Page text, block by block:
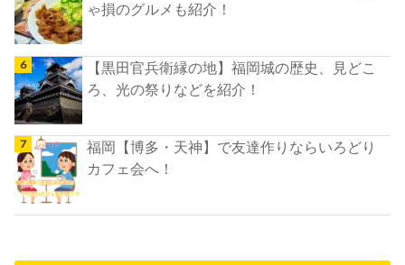
ゃ損のグルメも紹介！
【黒田官兵衛縁の地】福岡城の歴史、見どこ
ろ、光の祭りなどを紹介！
福岡【博多・天神】で友達作りならいろどり
カフェ会へ！